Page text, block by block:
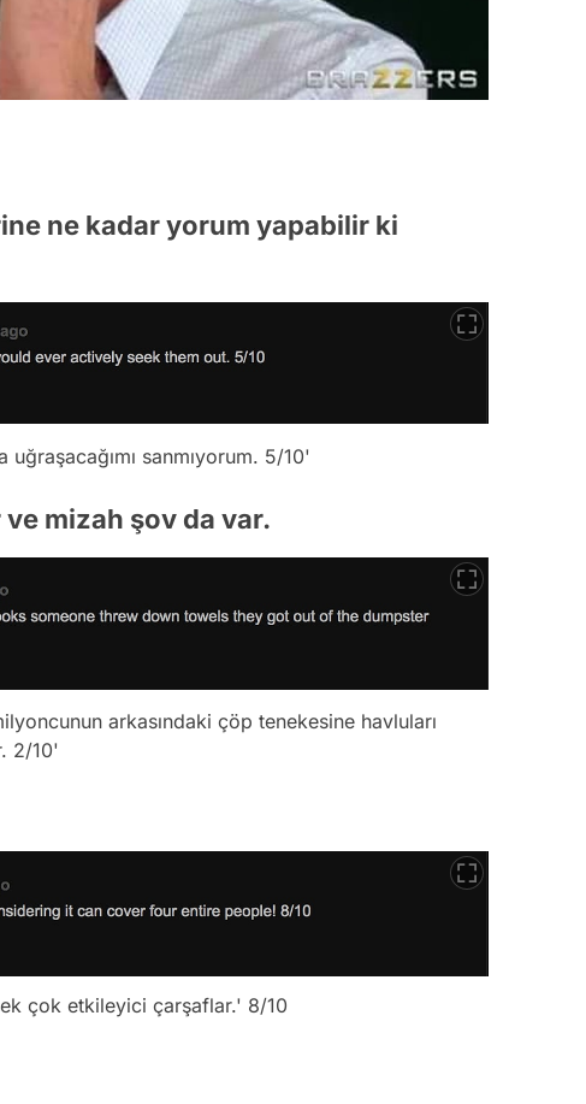
ne kadar yorum yapabilir ki
sanmıyorum. 5/10'
mizah şov da var.
arkasındaki çöp tenekesine havluları
2/10'
çok etkileyici çarşaflar.' 8/10